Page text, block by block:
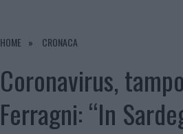
7 AGOSTO 2026
|
HOME CRONACA
Coronavirus,
Ferragni: “In